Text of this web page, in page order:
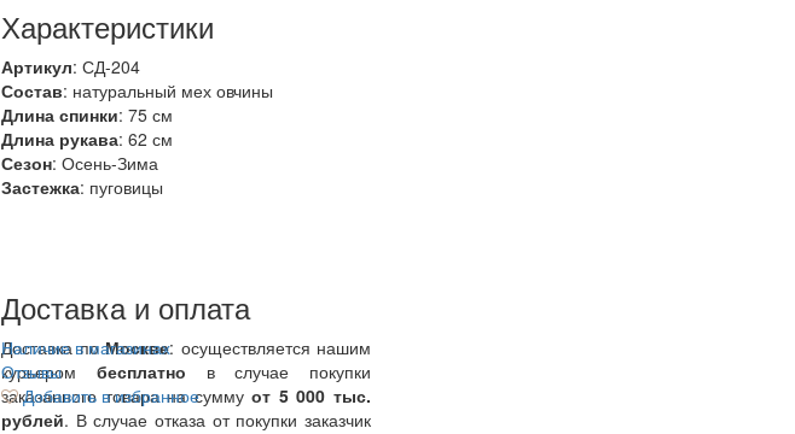
Характеристики
Артикул: СД-204
Состав: натуральный мех овчины
Длина спинки: 75 см
Длина рукава: 62 см
Сезон: Осень-Зима
Застежка: пуговицы
Доставка и оплата
Доставка поМоскве: осуществляется нашим
курьером бесплатно в случае покупки
заказанного товара на суммуот 5 000 тыс.
рублей. В случае отказа от покупки заказчик
Наличие в магазинах
Отзывы
Добавить в избранное